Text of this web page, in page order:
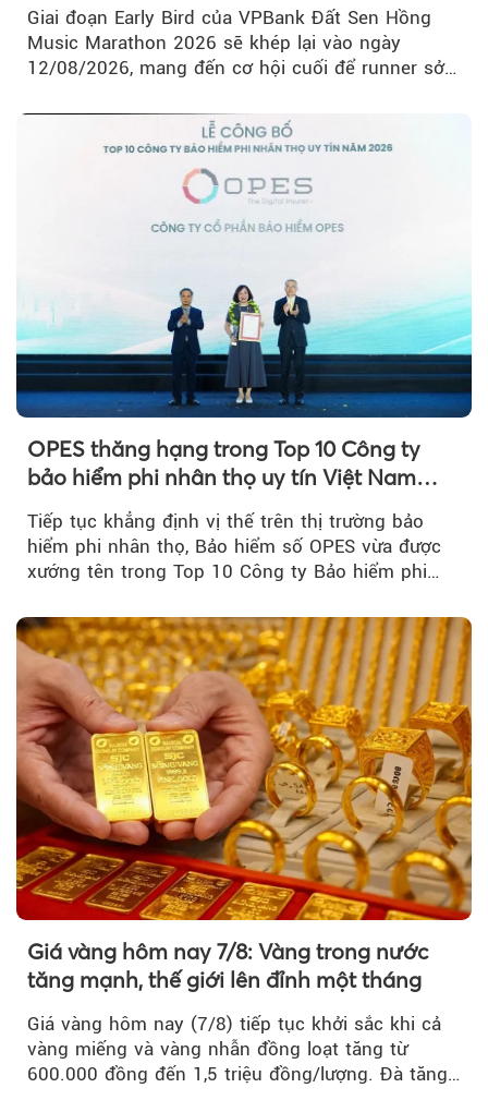
Giai đoạn Early Bird của VPBank Đất Sen Hồng
Music Marathon 2026 sẽ khép lại vào ngày
12/08/2026, mang đến cơ hội cuối để runner sở
OPES thăng hạng trong Top 10 Công ty
bảo hiểm phi nhân thọ uy tín Việt Nam
Tiếp tục khẳng định vị thế trên thị trường bảo
hiểm phi nhân thọ, Bảo hiểm số OPES vừa được
xướng tên trong Top 10 Công ty Bảo hiểm phi
Giá vàng hôm nay 7/8: Vàng trong nước
tăng mạnh, thế giới lên đỉnh một tháng
Giá vàng hôm nay (7/8) tiếp tục khởi sắc khi cả
vàng miếng và vàng nhẫn đồng loạt tăng từ
600.000 đồng đến 1,5 triệu đồng/lượng. Đà tăng